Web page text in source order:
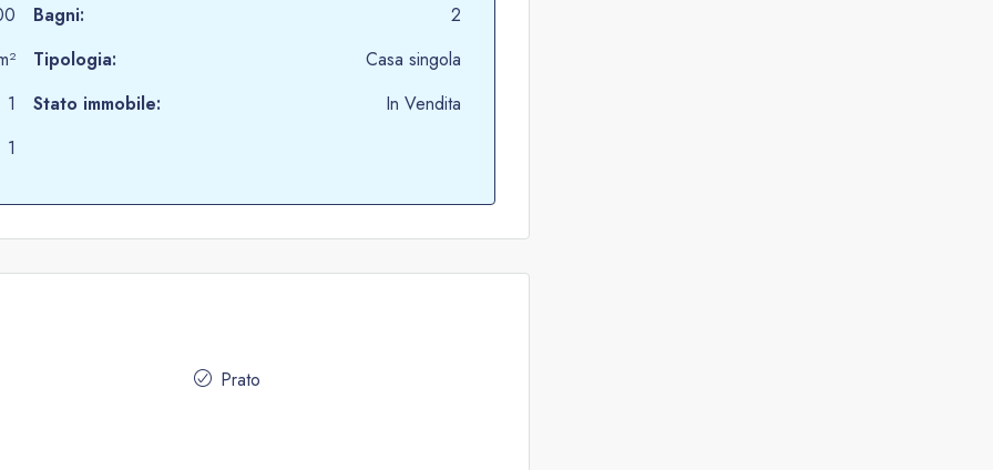
1
1
Bagni:
2
Tipologia:
Casa singola
Stato immobile:
In Vendita
Prato